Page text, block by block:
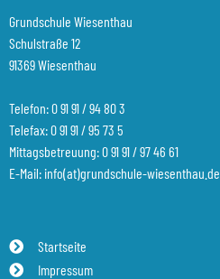
Grundschule Wiesenthau
Schulstraße 12
91369 Wiesenthau
Telefon:0 91 91 / 94 80 3
Telefax: 0 91 91 / 95 73 5
Mittagsbetreuung:0 91 91 / 97 46 61
E-Mail: info(at)grundschule-wiesenthau.de
Startseite
Impressum